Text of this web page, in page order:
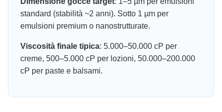
standard (stabilità ~2 anni). Sotto 1 µm per
emulsioni premium o nanostrutturate.
Viscosità finale tipica: 5.000–50.000 cP per
creme, 500–5.000 cP per lozioni, 50.000–200.000
cP per paste e balsami.